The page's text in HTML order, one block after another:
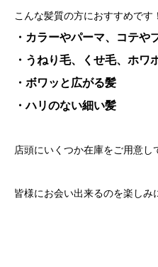
こんな髪質の方におすすめです！
・カラーやパーマ、コテ
・うねり毛、くせ毛、ホワ
・ボワッと広がる髪
・ハリのない細い髪
店頭にいくつか在庫をご用意し
皆様にお会い出来るのを楽しみ